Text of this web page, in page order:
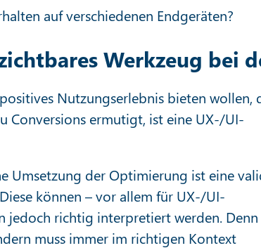
auf verschiedenen Endgeräten?
Werkzeug bei
Nutzungserlebnis bieten wollen,
Conversions ermutigt, ist eine UX-/UI-
Umsetzung der Optimierung ist eine
können – vor allem für UX-/UI-
jedoch richtig interpretiert werden. Denn
muss immer im richtigen Kontext